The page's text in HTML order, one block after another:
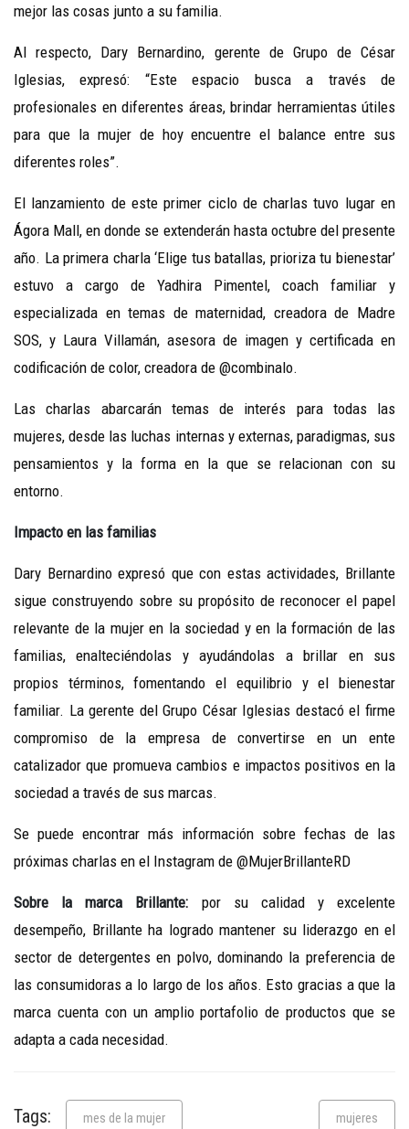
mejor las cosas junto a su familia.
Al respecto, Dary Bernardino, gerente de Grupo de César
Iglesias, expresó: “Este espacio busca a través de
profesionales en diferentes áreas, brindar herramientas útiles
para que la mujer de hoy encuentre el balance entre sus
diferentes roles”.
El lanzamiento de este primer ciclo de charlas tuvo lugar en
Ágora Mall, en donde se extenderán hasta octubre del presente
año. La primera charla ‘Elige tus batallas, prioriza tu bienestar’
estuvo a cargo de Yadhira Pimentel, coach familiar y
especializada en temas de maternidad, creadora de Madre
SOS, y Laura Villamán, asesora de imagen y certificada en
codificación de color, creadora de @combinalo.
Las charlas abarcarán temas de interés para todas las
mujeres, desde las luchas internas y externas, paradigmas, sus
pensamientos y la forma en la que se relacionan con su
entorno.
Impacto en las familias
Dary Bernardino expresó que con estas actividades, Brillante
sigue construyendo sobre su propósito de reconocer el papel
relevante de la mujer en la sociedad y en la formación de las
familias, enalteciéndolas y ayudándolas a brillar en sus
propios términos, fomentando el equilibrio y el bienestar
familiar. La gerente del Grupo César Iglesias destacó el firme
compromiso de la empresa de convertirse en un ente
catalizador que promueva cambios e impactos positivos en la
sociedad a través de sus marcas.
Se puede encontrar más información sobre fechas de las
próximas charlas en el Instagram de @MujerBrillanteRD
Sobre la marca Brillante: por su calidad y excelente
desempeño, Brillante ha logrado mantener su liderazgo en el
sector de detergentes en polvo, dominando la preferencia de
las consumidoras a lo largo de los años. Esto gracias a que la
marca cuenta con un amplio portafolio de productos que se
adapta a cada necesidad.
Tags: mes de la mujer mujeres